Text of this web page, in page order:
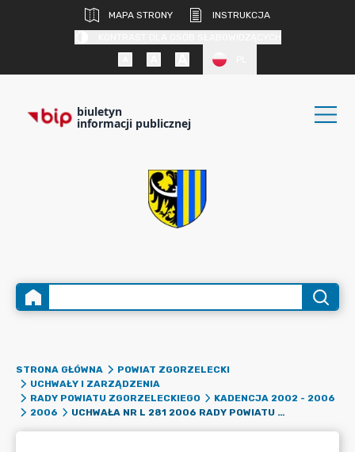
MAPA STRONY
INSTRUKCJA
biuletyn
informacji publicznej
STRONA GŁÓWNA
POWIAT ZGORZELECKI
UCHWAŁY I ZARZĄDZENIA
RADY POWIATU ZGORZELECKIEGO
KADENCJA 2002 - 2006
2006
UCHWAŁA NR L 281 2006 RADY POWIATU ZGORZELECKIEGO Z DNIA 30 MARCA 2006 R. W SPRAWIE ZACIĄGNIĘCIA POŻYCZKI DŁUGOTERMINOWEJ NA PREFINANSOWANIE WYDATKÓW ZWIĄZANYCH Z REALIZACJĄ PROJEKTU NR Z 2.02 I 1.5 540 05 PN. "REGIONALNA PLATFORMA CYFROWA. POWIAT ZGORZELECKI", WDRAŻANEGO W RAMACH ZINTEGROWANEGO PROGRAMU OPERACYJNEGO ROZWOJU REGIONALNEGO - PRIORYTETU I, DZIAŁANIE 1.5, "INFRASTRUKTURA SPOŁECZEŃSTWA INFORMACYJNEGO".